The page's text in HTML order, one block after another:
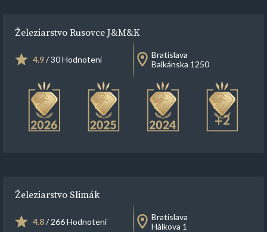
Železiarstvo Rusovce J&M&K
4.9/ 30 Hodnotení
Bratislava
Balkánska 1250
+2
Železiarstvo Slimák
4.8/ 266 Hodnotení
Bratislava
Hálkova 1